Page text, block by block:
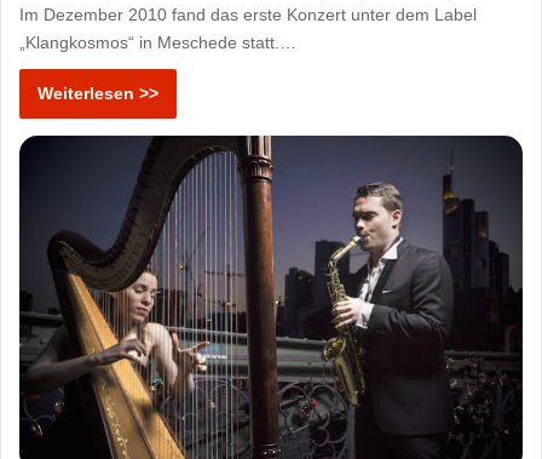
Im Dezember 2010 fand das erste Konzert unter dem Label
„Klangkosmos“ in Meschede statt.…
Weiterlesen >>